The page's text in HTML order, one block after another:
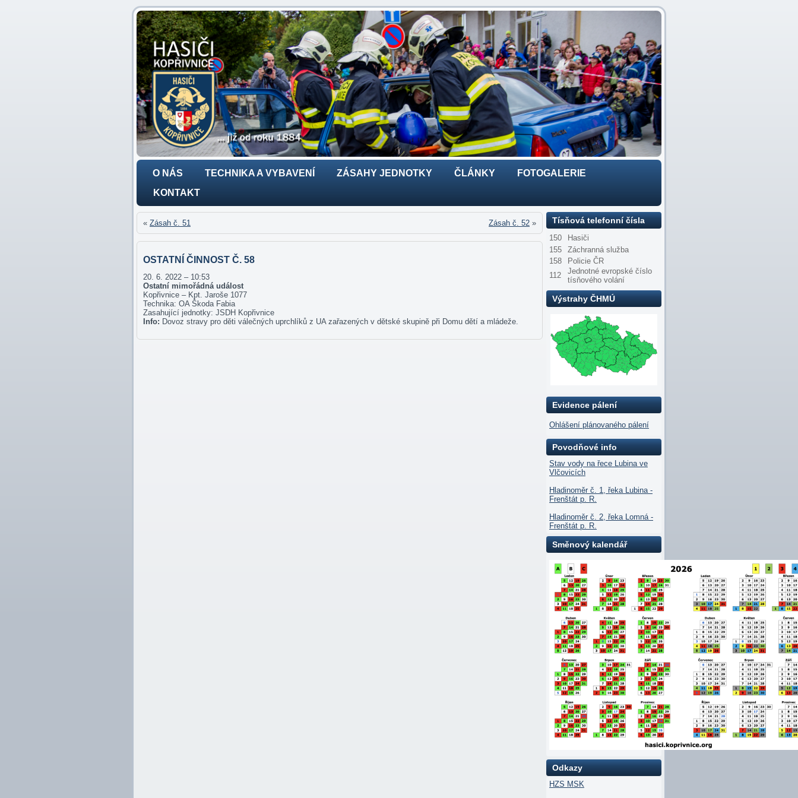
O NÁS TECHNIKA A VYBAVENÍ ZÁSAHY JEDNOTKY ČLÁNKY
FOTOGALERIE
KONTAKT
« Zásah č. 51 Zásah č. 52 »
OSTATNÍ ČINNOST Č. 58
20. 6. 2022 – 10:53
Ostatní mimořádná událost
Kopřivnice – Kpt. Jaroše 1077
Technika: OA Škoda Fabia
Zasahující jednotky: JSDH Kopřivnice
Info: Dovoz stravy pro děti válečných uprchlíků z UA zařazených v dětské skupině při Domu dětí a mládeže.
Tísňová telefonní čísla
150
Hasiči
155
Záchranná služba
158
Policie ČR
112
Jednotné evropské číslo
tísňového volání
Výstrahy ČHMÚ
Evidence pálení
Ohlášení plánovaného pálení
Povodňové info
Stav vody na řece Lubina ve
Vlčovicích
Hladinoměr č. 1, řeka Lubina -
Frenštát p. R.
Hladinoměr č. 2, řeka Lomná -
Frenštát p. R.
Směnový kalendář
Odkazy
HZS MSK